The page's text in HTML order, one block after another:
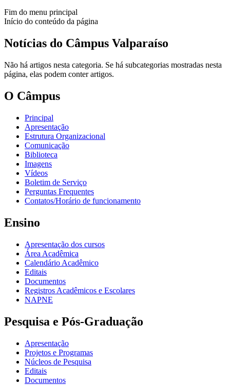
Fim do menu principal
Início do conteúdo da página
Notícias do Câmpus Valparaíso
Não há artigos nesta categoria. Se há subcategorias mostradas nesta
página, elas podem conter artigos.
O Câmpus
Principal
Apresentação
Estrutura Organizacional
Comunicação
Biblioteca
Imagens
Vídeos
Boletim de Serviço
Perguntas Frequentes
Contatos/Horário de funcionamento
Ensino
Apresentação dos cursos
Área Acadêmica
Calendário Acadêmico
Editais
Documentos
Registros Acadêmicos e Escolares
NAPNE
Pesquisa e Pós-Graduação
Apresentação
Projetos e Programas
Núcleos de Pesquisa
Editais
Documentos